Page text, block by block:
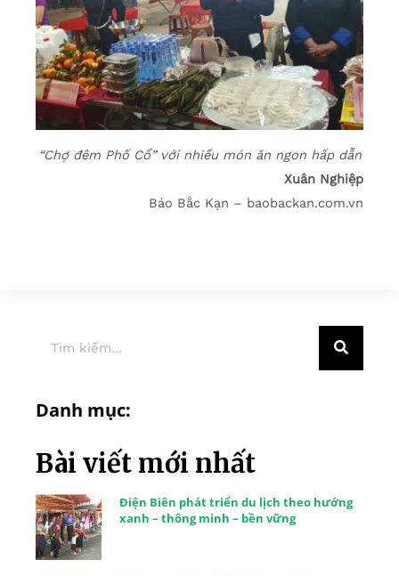
“Chợ đêm Phố Cổ” với nhiều món ăn ngon hấp dẫn
Xuân Nghiệp
Báo Bắc Kạn – baobackan.com.vn
Danh mục:
Bài viết mới nhất
Điện Biên phát triển du lịch theo hướng
xanh – thông minh – bền vững